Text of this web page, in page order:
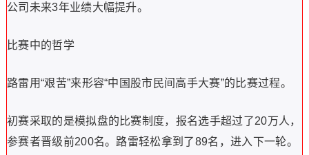
公司未来3年业绩大幅提升。
比赛中的哲学
路雷用“艰苦”来形容“中国股市民间高手大赛”的比赛过程。
初赛采取的是模拟盘的比赛制度，报名选手超过了20万人，
参赛者晋级前200名。路雷轻松拿到了89名，进入下一轮。